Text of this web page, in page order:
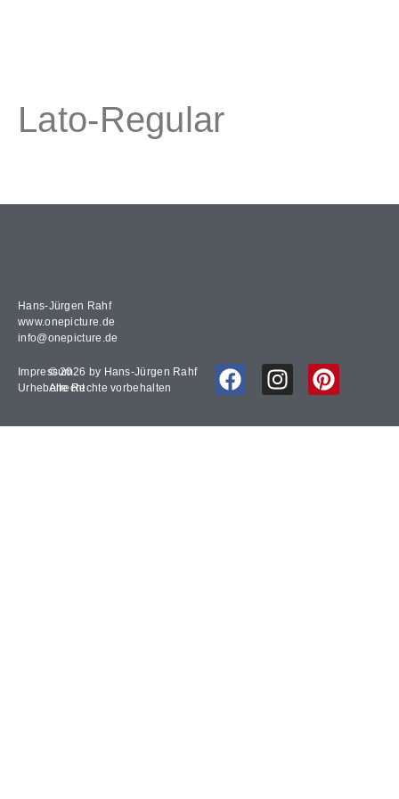
Lato-Regular
Hans-Jürgen Rahf
www.onepicture.de
info@onepicture.de
Impressum
Urheberrecht
© 2026 by Hans-Jürgen Rahf
Alle Rechte vorbehalten